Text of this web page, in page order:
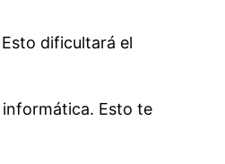
dificultará el
Esto te